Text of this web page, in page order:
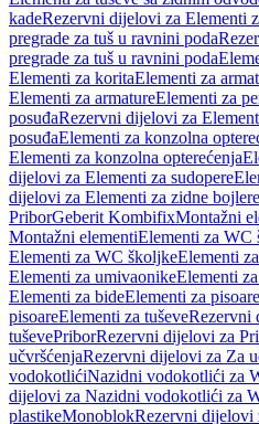
kadeRezervni dijelovi za Elementi
pregrade za tuš u ravnini poda
pregrade za tuš u ravnini poda
Elementi za koritaElementi za
Elementi za armatureElementi za
posuđaRezervni dijelovi za
posuđaElementi za konzolna
Elementi za konzolna opterećenja
dijelovi za Elementi za sudopere
dijelovi za Elementi za zidne bojlere
PriborGeberit KombifixMontažni
Montažni elementiElementi za WC
Elementi za WC školjkeElementi
Elementi za umivaonikeElementi
Elementi za bideElementi za pisoare
pisoareElementi za tuševeRezervni
tuševePriborRezervni dijelovi za
učvršćenjaRezervni dijelovi za Za
vodokotlićiNazidni vodokotlići za
dijelovi za Nazidni vodokotlići za
plastikeMonoblokRezervni dijelovi